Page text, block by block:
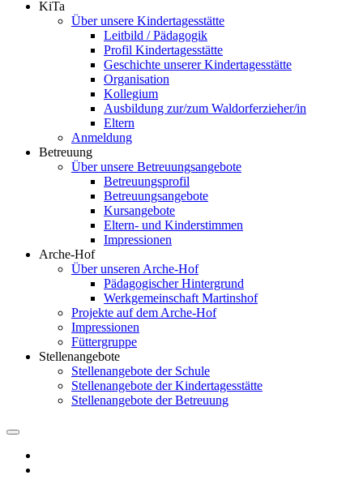
KiTa
Über unsere Kindertagesstätte
Leitbild / Pädagogik
Profil Kindertagesstätte
Geschichte unserer Kindertagesstätte
Organisation
Kollegium
Ausbildung zur/zum Waldorferzieher/in
Eltern
Anmeldung
Betreuung
Über unsere Betreuungsangebote
Betreuungsprofil
Betreuungsangebote
Kursangebote
Eltern- und Kinderstimmen
Impressionen
Arche-Hof
Über unseren Arche-Hof
Pädagogischer Hintergrund
Werkgemeinschaft Martinshof
Projekte auf dem Arche-Hof
Impressionen
Füttergruppe
Stellenangebote
Stellenangebote der Schule
Stellenangebote der Kindertagesstätte
Stellenangebote der Betreuung